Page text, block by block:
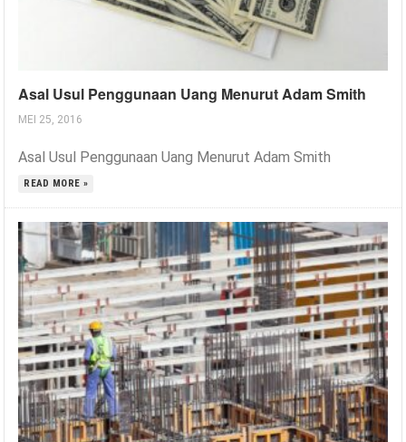
Asal Usul Penggunaan Uang Menurut Adam Smith
MEI 25, 2016
Asal Usul Penggunaan Uang Menurut Adam Smith
READ MORE »